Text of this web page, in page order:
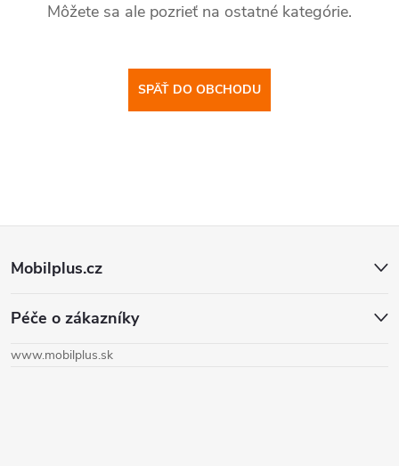
Môžete sa ale pozrieť na ostatné kategórie.
SPÄŤ DO OBCHODU
p
Mobilplus.cz
Péče o zákazníky
www.mobilplus.sk